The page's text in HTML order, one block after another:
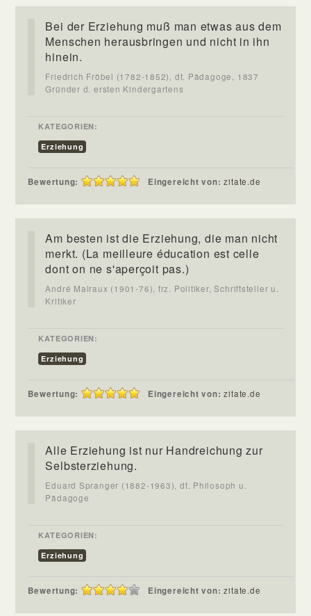
Bei der Erziehung muß man etwas aus dem
Menschen herausbringen und nicht in ihn
hinein.
Friedrich Fröbel (1782-1852), dt. Pädagoge, 1837
Gründer d. ersten Kindergartens
KATEGORIEN:
Erziehung
Bewertung: Eingereicht von:zitate.de
Am besten ist die Erziehung, die man nicht
merkt. (La meilleure éducation est celle
dont on ne s'aperçoit pas.)
André Malraux (1901-76), frz. Politiker, Schriftsteller u.
Kritiker
KATEGORIEN:
Erziehung
Bewertung: Eingereicht von:zitate.de
Alle Erziehung ist nur Handreichung zur
Selbsterziehung.
Eduard Spranger (1882-1963), dt. Philosoph u.
Pädagoge
KATEGORIEN:
Erziehung
Bewertung: Eingereicht von:zitate.de